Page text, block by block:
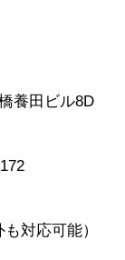
養田ビル8D
対応可能）